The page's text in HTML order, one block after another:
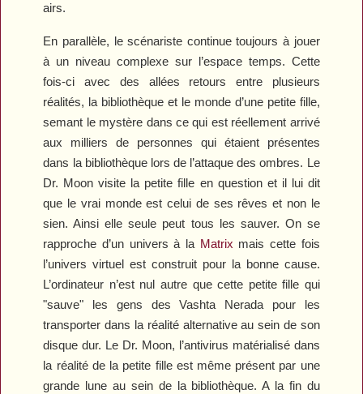
airs.
En parallèle, le scénariste continue toujours à jouer
à un niveau complexe sur l’espace temps. Cette
fois-ci avec des allées retours entre plusieurs
réalités, la bibliothèque et le monde d’une petite fille,
semant le mystère dans ce qui est réellement arrivé
aux milliers de personnes qui étaient présentes
dans la bibliothèque lors de l’attaque des ombres. Le
Dr. Moon visite la petite fille en question et il lui dit
que le vrai monde est celui de ses rêves et non le
sien. Ainsi elle seule peut tous les sauver. On se
rapproche d’un univers à la Matrix mais cette fois
l’univers virtuel est construit pour la bonne cause.
L’ordinateur n’est nul autre que cette petite fille qui
"sauve" les gens des Vashta Nerada pour les
transporter dans la réalité alternative au sein de son
disque dur. Le Dr. Moon, l’antivirus matérialisé dans
la réalité de la petite fille est même présent par une
grande lune au sein de la bibliothèque. A la fin du